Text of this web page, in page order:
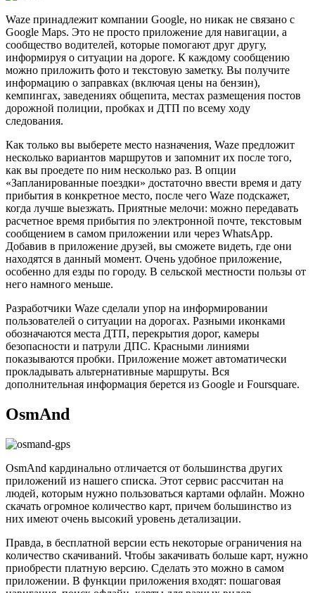
Waze принадлежит компании Google, но никак не связано с
Google Maps. Это не просто приложение для навигации, а
сообщество водителей, которые помогают друг другу,
информируя о ситуации на дороге. К каждому сообщению
можно приложить фото и текстовую заметку. Вы получите
информацию о заправках (включая цены на бензин),
кемпингах, заведениях общепита, местах размещения постов
дорожной полиции, пробках и ДТП по всему ходу
следования.
Как только вы выберете место назначения, Waze предложит
несколько вариантов маршрутов и запомнит их после того,
как вы проедете по ним несколько раз. В опции
«Запланированные поездки» достаточно ввести время и дату
прибытия в конкретное место, после чего Waze подскажет,
когда лучше выезжать. Приятные мелочи: можно передавать
расчетное время прибытия по электронной почте, текстовым
сообщением в самом приложении или через WhatsApp.
Добавив в приложение друзей, вы сможете видеть, где они
находятся в данный момент. Очень удобное приложение,
особенно для езды по городу. В сельской местности пользы от
него намного меньше.
Разработчики Waze сделали упор на информировании
пользователей о ситуации на дорогах. Разными иконками
обозначаются места ДТП, перекрытия дорог, камеры
безопасности и патрули ДПС. Красными линиями
показываются пробки. Приложение может автоматически
прокладывать альтернативные маршруты. Вся
дополнительная информация берется из Google и Foursquare.
OsmAnd
OsmAnd кардинально отличается от большинства других
приложений из нашего списка. Этот сервис рассчитан на
людей, которым нужно пользоваться картами офлайн. Можно
скачать огромное количество карт, причем большинство из
них имеют очень высокий уровень детализации.
Правда, в бесплатной версии есть некоторые ограничения на
количество скачиваний. Чтобы закачивать больше карт, нужно
приобрести платную версию. Сделать это можно в самом
приложении. В функции приложения входят: пошаговая